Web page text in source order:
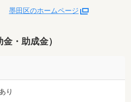
墨田区のホームページ
・助成金）
あり